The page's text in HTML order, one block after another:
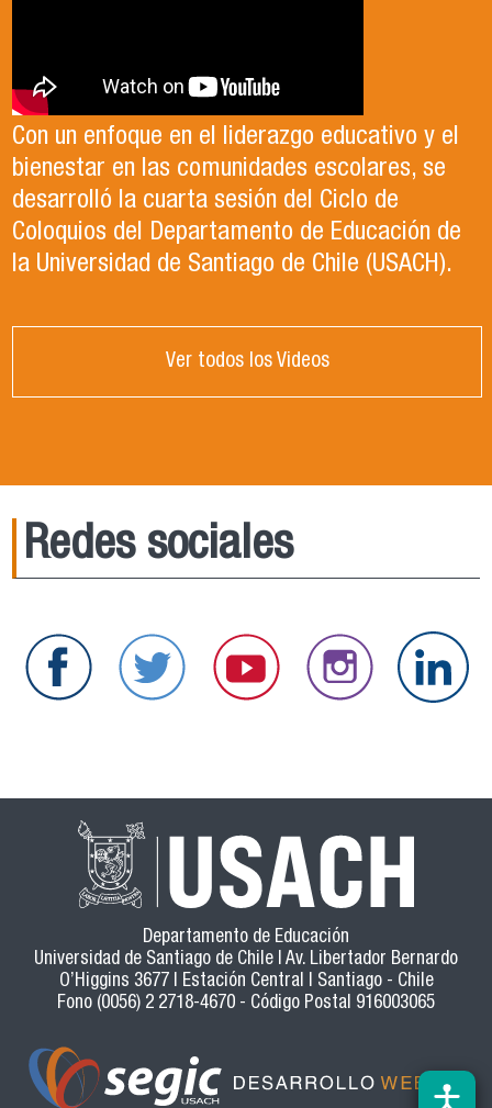
Con un enfoque en el liderazgo educativo y el
bienestar en las comunidades escolares, se
desarrolló la cuarta sesión del Ciclo de
Coloquios del Departamento de Educación de
la Universidad de Santiago de Chile (USACH).
Ver todos los Videos
Redes sociales
Departamento de Educación
Universidad de Santiago de Chile | Av. Libertador Bernardo
O’Higgins 3677 | Estación Central | Santiago - Chile
Fono (0056) 2 2718-4670 - Código Postal 916003065